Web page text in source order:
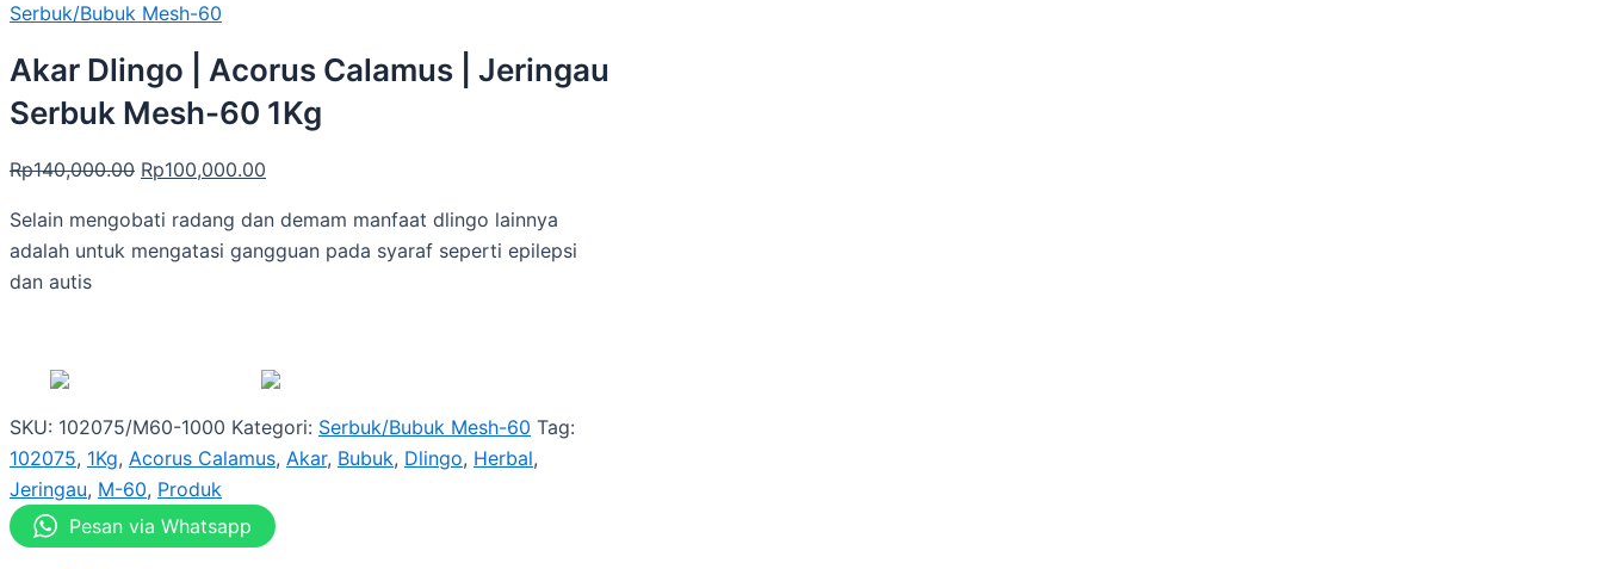
Serbuk/Bubuk Mesh-60
Akar Dlingo | Acorus Calamus | Jeringau
Serbuk Mesh-60 1Kg
Rp140,000.00 Rp100,000.00
Selain mengobati radang dan demam manfaat dlingo lainnya
adalah untuk mengatasi gangguan pada syaraf seperti epilepsi
dan autis
SKU: 102075/M60-1000 Kategori: Serbuk/Bubuk Mesh-60 Tag:
102075, 1Kg, Acorus Calamus, Akar, Bubuk, Dlingo, Herbal,
Jeringau, M-60, Produk
Pesan via Whatsapp